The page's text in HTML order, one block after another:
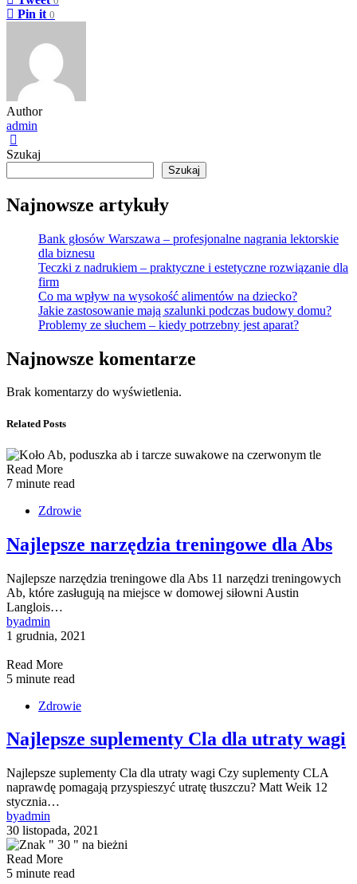
Pin it 0
Author
admin
Szukaj
Szukaj
Najnowsze artykuły
Bank głosów Warszawa – profesjonalne nagrania lektorskie
dla biznesu
Teczki z nadrukiem – praktyczne i estetyczne rozwiązanie dla
firm
Co ma wpływ na wysokość alimentów na dziecko?
Jakie zastosowanie mają szalunki podczas budowy domu?
Problemy ze słuchem – kiedy potrzebny jest aparat?
Najnowsze komentarze
Brak komentarzy do wyświetlenia.
Related Posts
Read More
7 minute read
Zdrowie
Najlepsze narzędzia treningowe dla Abs
Najlepsze narzędzia treningowe dla Abs 11 narzędzi treningowych
Ab, które zasługują na miejsce w domowej siłowni Austin
Langlois…
byadmin
1 grudnia, 2021
Read More
5 minute read
Zdrowie
Najlepsze suplementy Cla dla utraty wagi
Najlepsze suplementy Cla dla utraty wagi Czy suplementy CLA
naprawdę pomagają przyspieszyć utratę tłuszczu? Matt Weik 12
stycznia…
byadmin
30 listopada, 2021
Read More
5 minute read